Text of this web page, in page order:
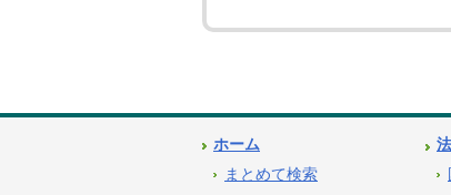
ホーム
まとめて検索